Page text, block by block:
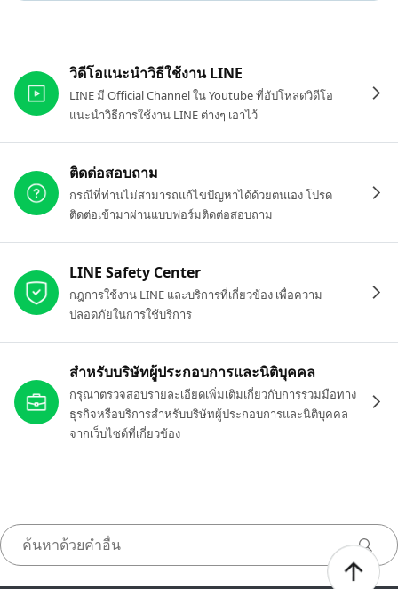
วิดีโอแนะนำวิธีใช้งาน LINE
LINE มี Official Channel ใน Youtube ที่อัปโหลดวิดีโอ
แนะนำวิธีการใช้งาน LINE ต่างๆ เอาไว้
ติดต่อสอบถาม
กรณีที่ท่านไม่สามารถแก้ไขปัญหาได้ด้วยตนเอง โปรด
ติดต่อเข้ามาผ่านแบบฟอร์มติดต่อสอบถาม
LINE Safety Center
กฎการใช้งาน LINE และบริการที่เกี่ยวข้อง เพื่อความ
ปลอดภัยในการใช้บริการ
สำหรับบริษัทผู้ประกอบการและนิติบุคคล
กรุณาตรวจสอบรายละเอียดเพิ่มเติมเกี่ยวกับการร่วมมือทาง
ธุรกิจหรือบริการสำหรับบริษัทผู้ประกอบการและนิติบุคคล
จากเว็บไซต์ที่เกี่ยวข้อง